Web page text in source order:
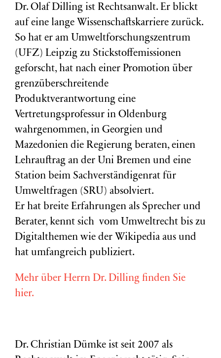
Dr. Olaf Dilling ist Rechtsanwalt. Er blickt
auf eine lange Wissenschaftskarriere zurück.
So hat er am Umweltforschungszentrum
(UFZ) Leipzig zu Stickstoffemissionen
geforscht, hat nach einer Promotion über
grenzüberschreitende
Produktverantwortung eine
Vertretungsprofessur in Oldenburg
wahrgenommen, in Georgien und
Mazedonien die Regierung beraten, einen
Lehrauftrag an der Uni Bremen und eine
Station beim Sachverständigenrat für
Umweltfragen (SRU) absolviert.
Er hat breite Erfahrungen als Sprecher und
Berater, kennt sich vom Umweltrecht bis zu
Digitalthemen wie der Wikipedia aus und
hat umfangreich publiziert.
Mehr über Herrn Dr. Dilling finden Sie
hier.
Dr. Christian Dümke ist seit 2007 als